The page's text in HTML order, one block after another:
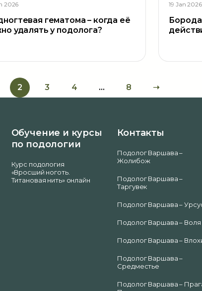
2026
гематома – когда её
удалять у подолога?
19 Jan 2026
2 3 4 … 8 ➝
Обучение и курсы
по подологии
Курс подология
«Вросший ноготь.
Титановая нить» онлайн
Контакты
Подолог Варшава –
Жолибож
Подолог Варшава –
Таргувек
Подолог Варшава –
Подолог Варшава – Воля
Подолог Варшава –
Подолог Варшава –
Средместье
Подолог Варшава –